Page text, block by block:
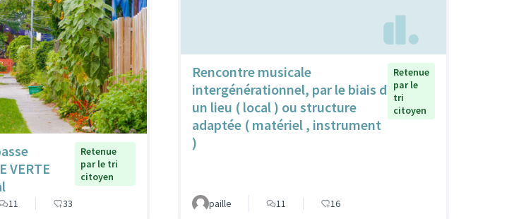
VERTE
Retenue
par le tri
citoyen
11 33
Rencontre musicale
intergénérationnel, par le biais d
un lieu ( local ) ou structure
adaptée ( matériel , instrument
)
Retenue
par le
tri
citoyen
paille 11 16